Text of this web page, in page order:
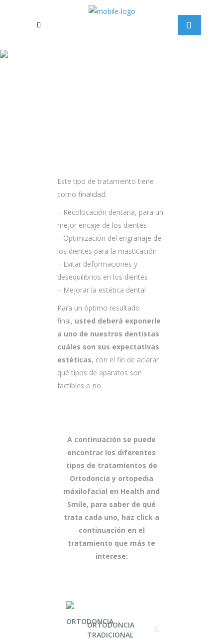
Este tipo de tratamiento tiene
como finalidad:
– Recolocación dentaria, para un
mejor encaje de los dientes
– Optimización del engranaje de
los dientes para la masticación
– Evitar deformaciones y
desequilibrios en los dientes
– Mejorar la estética dental
Para un óptimo resultado
final, usted deberá exponerle
a uno de nuestros dentistas
cuáles son sus expectativas
estéticas, con el fin de aclarar
qué tipos de aparatos son
factibles o no.
A continuación se puede
encontrar los diferentes
tipos de tratamientos de
Ortodoncia y ortopedia
máxilofacial en Health and
Smile, para saber de qué
trata cada uno, haz click a
continuación en el
tratamiento que más te
interese:
ORTODONCIA
TRADICIONAL